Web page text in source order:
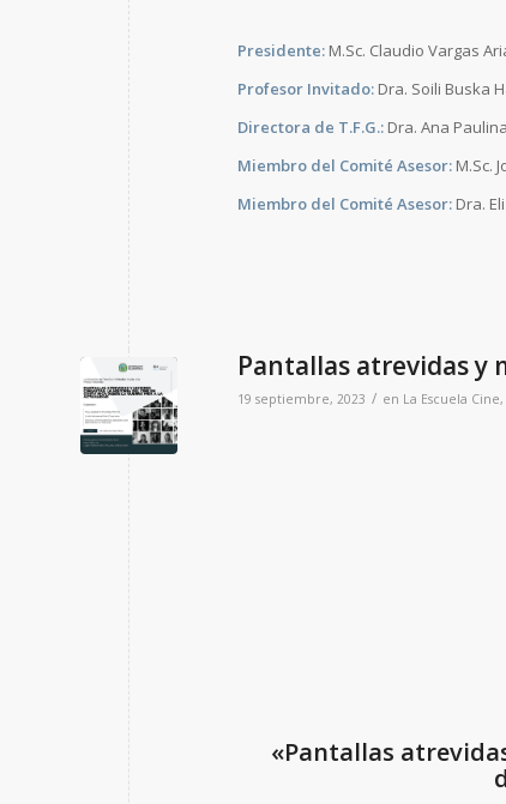
Presidente: M.Sc. Claudio Vargas
Profesor Invitado: Dra. Soili Buska
Directora de T.F.G.: Dra. Ana
Miembro del Comité Asesor: M.Sc.
Miembro del Comité Asesor: Dra.
Pantallas atrevidas y
19 septiembre, 2023 / en La Escuela Cine,
«Pantallas